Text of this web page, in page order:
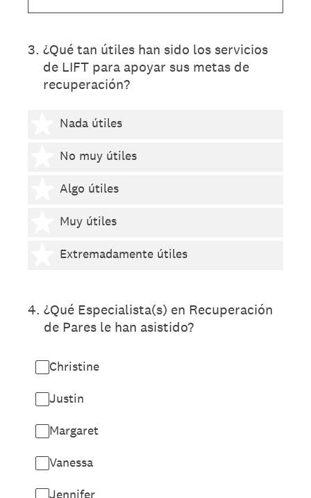
3. ¿Qué tan útiles han sido los servicios
de LIFT para apoyar sus metas de
recuperación?
Nada útiles
1 estrella
No muy útiles
2 estrellas
Algo útiles
3 estrellas
Muy útiles
4 estrellas
Extremadamente útiles
5 estrellas
4. ¿Qué Especialista(s) en Recuperación
de Pares le han asistido?
Christine
Justin
Margaret
Vanessa
Jennifer